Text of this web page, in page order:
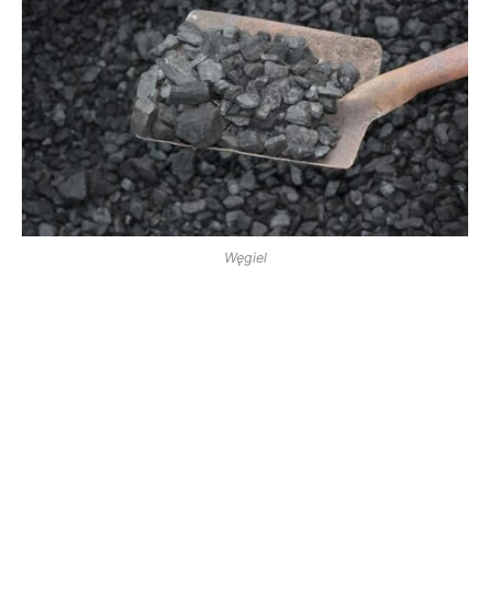
Węgiel